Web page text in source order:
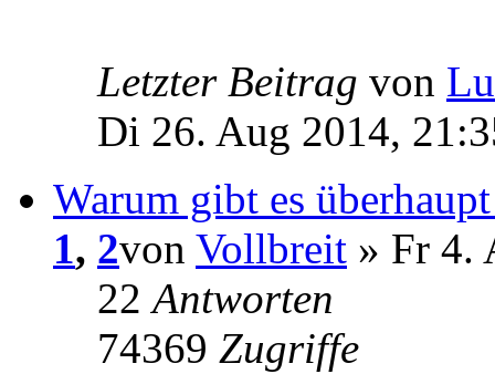
Letzter Beitrag von
Di 26. Aug 2014,
Warum gibt es
1, 2von Vollbreit » Fr 4.
22Antworten
74369 Zugriffe